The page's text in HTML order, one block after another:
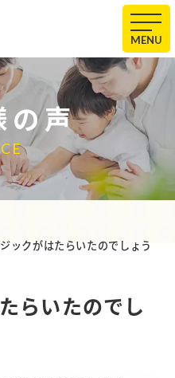
MENU
の声
ックがはたらいたのでしょう
らいたのでし